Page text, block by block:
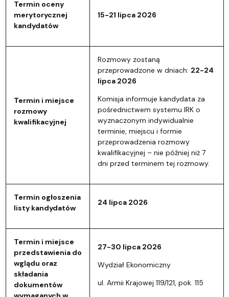
Termin oceny
merytorycznej
kandydatów
15-21 lipca 2026
Termin i miejsce
rozmowy
kwalifikacyjnej
Rozmowy zostaną
przeprowadzone w dniach: 22-24
lipca 2026
Komisja informuje kandydata za
pośrednictwem systemu IRK o
wyznaczonym indywidualnie
terminie, miejscu i formie
przeprowadzenia rozmowy
kwalifikacyjnej – nie później niż 7
dni przed terminem tej rozmowy.
Termin ogłoszenia
listy kandydatów
24 lipca 2026
Termin i miejsce
przedstawienia do
wglądu oraz
składania
dokumentów
27-30 lipca 2026
Wydział Ekonomiczny
ul. Armii Krajowej 119/121, pok. 115